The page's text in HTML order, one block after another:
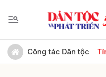
Công tác Dân tộc
Gửi bình luận